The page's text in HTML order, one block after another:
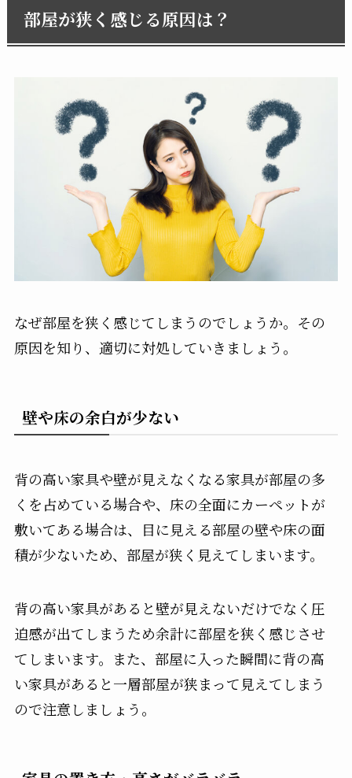
部屋が狭く感じる原因は？
なぜ部屋を狭く感じてしまうのでしょうか。その
原因を知り、適切に対処していきましょう。
壁や床の余白が少ない
背の高い家具や壁が見えなくなる家具が部屋の多
くを占めている場合や、床の全面にカーペットが
敷いてある場合は、目に見える部屋の壁や床の面
積が少ないため、部屋が狭く見えてしまいます。
背の高い家具があると壁が見えないだけでなく圧
迫感が出てしまうため余計に部屋を狭く感じさせ
てしまいます。また、部屋に入った瞬間に背の高
い家具があると一層部屋が狭まって見えてしまう
ので注意しましょう。